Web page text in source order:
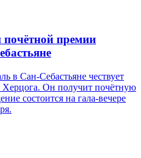
почётной премии
в Сан-Себастьяне чествует
Херцога. Он получит почётную
состоится на гала-вечере